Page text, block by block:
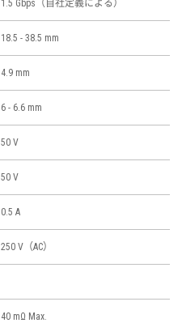
1.5 Gbps（自社定義による）
18.5 - 38.5 mm
4.9 mm
6 - 6.6 mm
50 V
50 V
0.5 A
250 V（AC）
40 mΩ Max.